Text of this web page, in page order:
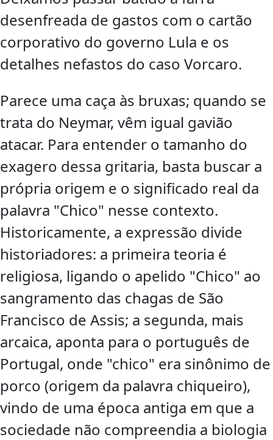
desenfreada de gastos com o cartão
corporativo do governo Lula e os
detalhes nefastos do caso Vorcaro.
Parece uma caça às bruxas; quando se
trata do Neymar, vêm igual gavião
atacar. Para entender o tamanho do
exagero dessa gritaria, basta buscar a
própria origem e o significado real da
palavra "Chico" nesse contexto.
Historicamente, a expressão divide
historiadores: a primeira teoria é
religiosa, ligando o apelido "Chico" ao
sangramento das chagas de São
Francisco de Assis; a segunda, mais
arcaica, aponta para o português de
Portugal, onde "chico" era sinônimo de
porco (origem da palavra chiqueiro),
vindo de uma época antiga em que a
sociedade não compreendia a biologia